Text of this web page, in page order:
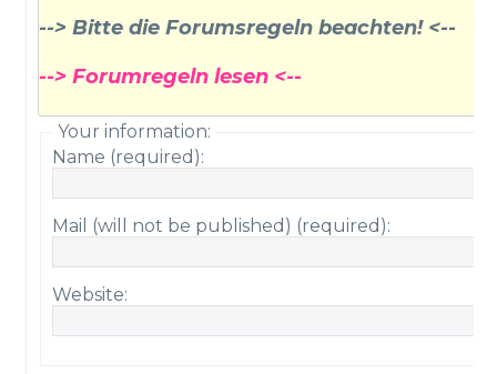
--> Bitte die Forumsregeln beachten! <--
--> Forumregeln lesen <--
Your information:
Name (required):
Mail (will not be published) (required):
Website: